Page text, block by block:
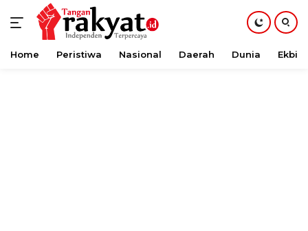
Langsung
Home Peristiwa Nasional Daerah Dunia Ekbis